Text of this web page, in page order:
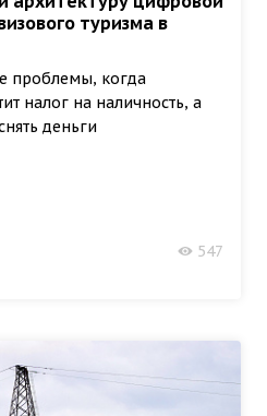
туризма в
проблемы, когда
налог на наличность, а
деньги
547